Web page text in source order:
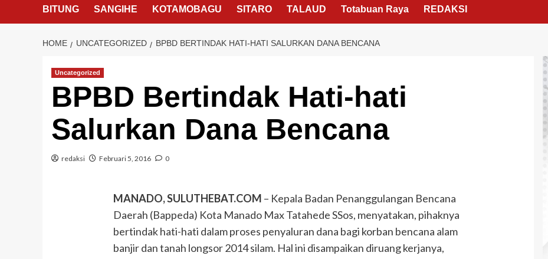
BITUNG SANGIHE KOTAMOBAGU SITARO TALAUD Totabuan Raya REDAKSI
HOME UNCATEGORIZED BPBD BERTINDAK HATI-HATI SALURKAN DANA BENCANA
Uncategorized
BPBD Bertindak Hati-hati
Salurkan Dana Bencana
redaksi Februari 5, 2016 0
MANADO, SULUTHEBAT.COM – Kepala Badan Penanggulangan Bencana
Daerah (Bappeda) Kota Manado Max Tatahede SSos, menyatakan, pihaknya
bertindak hati-hati dalam proses penyaluran dana bagi korban bencana alam
banjir dan tanah longsor 2014 silam. Hal ini disampaikan diruang kerjanya,